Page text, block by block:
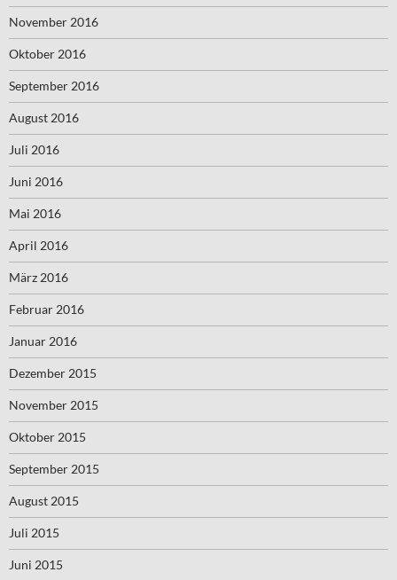
November 2016
Oktober 2016
September 2016
August 2016
Juli 2016
Juni 2016
Mai 2016
April 2016
März 2016
Februar 2016
Januar 2016
Dezember 2015
November 2015
Oktober 2015
September 2015
August 2015
Juli 2015
Juni 2015